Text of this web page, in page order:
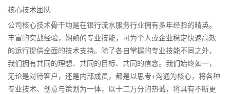
核心技术团队
公司核心技术骨干均是在银行流水服务行业拥有多年经验的精英。
丰富的实战经验，娴熟的专业技能，可为个人或企业稳定快速高效
的运行提供全面的技术支持。除了各自掌握的专业技能不同之外，
我们拥有共同的理想、共同的目标、共同的信念。我们始终如一，
无论是对待客户，还是内部成员，都是以思考+沟通为核心，将各种
专业技术、创意与策划为一体，以十二万分的热诚，将具有不断更